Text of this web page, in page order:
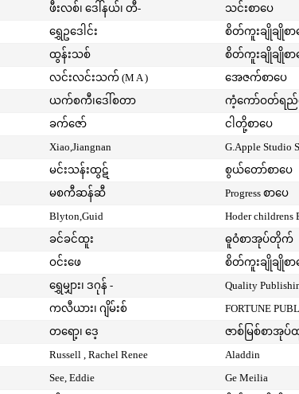
ဖီးလစ်၊ ဒေါ်နယ်၊ တီ- သင်းစာပေ
ရွှေဥဒေါင်း စိတ်ကူးချိုချိုစာ
ထွန်းသစ် စိတ်ကူးချိုချိုစာ
လင်းလင်းသက် (M A ) အေဇက်စာပေ
ယက်စကီ၊ဒေါ်စတာ ကံ့ကော်ဝတ်ရည်
ခက်ဇော် ငါတို့စာပေ
Xiao,Jiangnan G.Apple Studio
မင်းသန်းထွဋ် စွယ်တော်စာပေ
မစကီဆန်ဆီ Progress စာပေ
Blyton,Guid Hoder childrens
ခင်ခင်ထူး ဓူဝံစာအုပ်တိုက်
ဝင်းဖေ စိတ်ကူးချိုချိုစာ
ရွှေမျှား၊ ဒဂုန် - Quality
ကလီယား၊ ဂျိမ်းစ် FORTUNE
တရော့၊ ဒေ့ ဇာစ်မြစ်စာအုပ်
Russell , Rachel Renee Aladdin
See, Eddie Ge Meilia